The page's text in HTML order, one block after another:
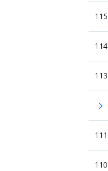
115
114
113
111
110